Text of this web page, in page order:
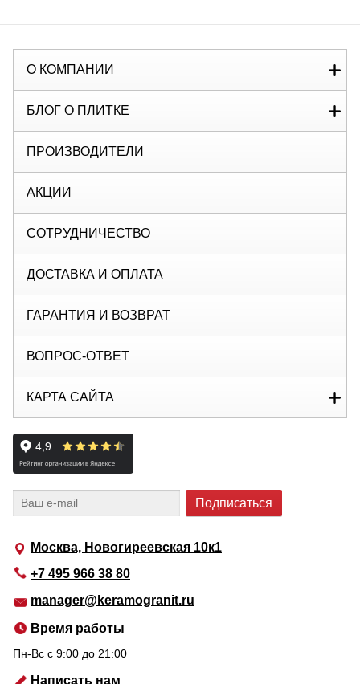
Москва, Новогиреевская 10к1
+7 495 966 38 80
manager@keramogranit.ru
Время работы
Пн-Вс c 9:00 до 21:00
Написать нам
О КОМПАНИИ
БЛОГ О ПЛИТКЕ
ПРОИЗВОДИТЕЛИ
АКЦИИ
СОТРУДНИЧЕСТВО
ДОСТАВКА И ОПЛАТА
ГАРАНТИЯ И ВОЗВРАТ
ВОПРОС-ОТВЕТ
КАРТА САЙТА